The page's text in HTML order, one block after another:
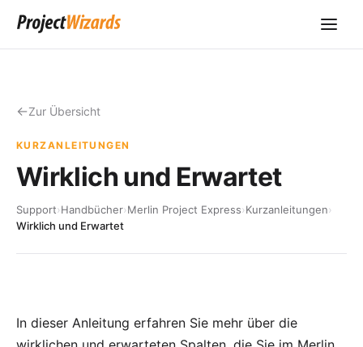
Zur Übersicht
KURZANLEITUNGEN
Wirklich und Erwartet
Support›Handbücher›Merlin Project Express›Kurzanleitungen›
Wirklich und Erwartet
In dieser Anleitung erfahren Sie mehr über die